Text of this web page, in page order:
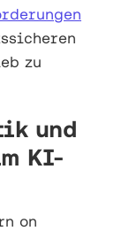
zu
und
KI-
on